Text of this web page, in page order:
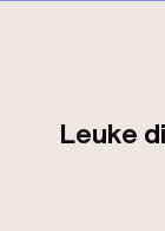
Leuke